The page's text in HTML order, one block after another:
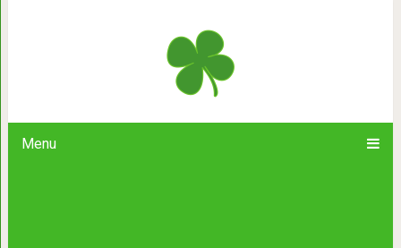
Menu
А это идея для незамужних
совместного дожития